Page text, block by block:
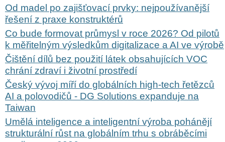
Od madel po zajišťovací prvky: nejpoužívanější
řešení z praxe konstruktérů
Co bude formovat průmysl v roce 2026? Od pilotů
k měřitelným výsledkům digitalizace a AI ve výrobě
Čištění dílů bez použití látek obsahujících VOC
chrání zdraví i životní prostředí
Český vývoj míří do globálních high-tech řetězců
AI a polovodičů - DG Solutions expanduje na
Taiwan
Umělá inteligence a inteligentní výroba pohánějí
strukturální růst na globálním trhu s obráběcími